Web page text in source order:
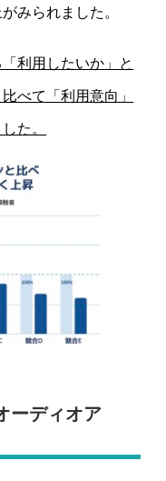
みられました。
利用したいか」と
べて「利用意向」
た。
ーディオア